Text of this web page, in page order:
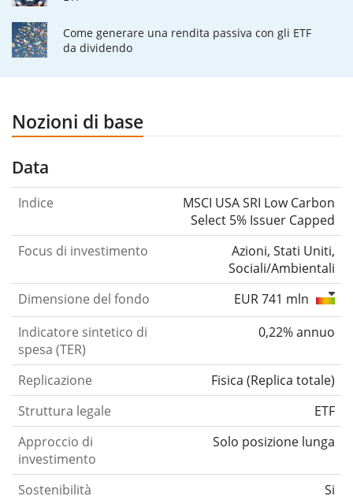
Come generare una rendita passiva con gli ETF
da dividendo
Nozioni di base
Data
Indice
MSCI USA SRI Low Carbon
Select 5% Issuer Capped
Focus di investimento
Azioni, Stati Uniti,
Sociali/Ambientali
Dimensione del fondo
EUR 741 mln
Indicatore sintetico di
spesa (TER)
0,22% annuo
Replicazione Fisica (Replica totale)
Struttura legale
ETF
Approccio di
investimento
Solo posizione lunga
Sostenibilità
Si